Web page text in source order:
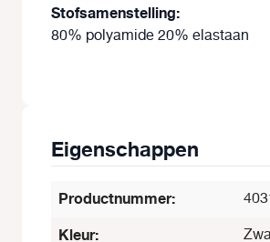
Stofsamenstelling:
80% polyamide 20% elastaan
Eigenschappen
Productnummer:
Kleur: